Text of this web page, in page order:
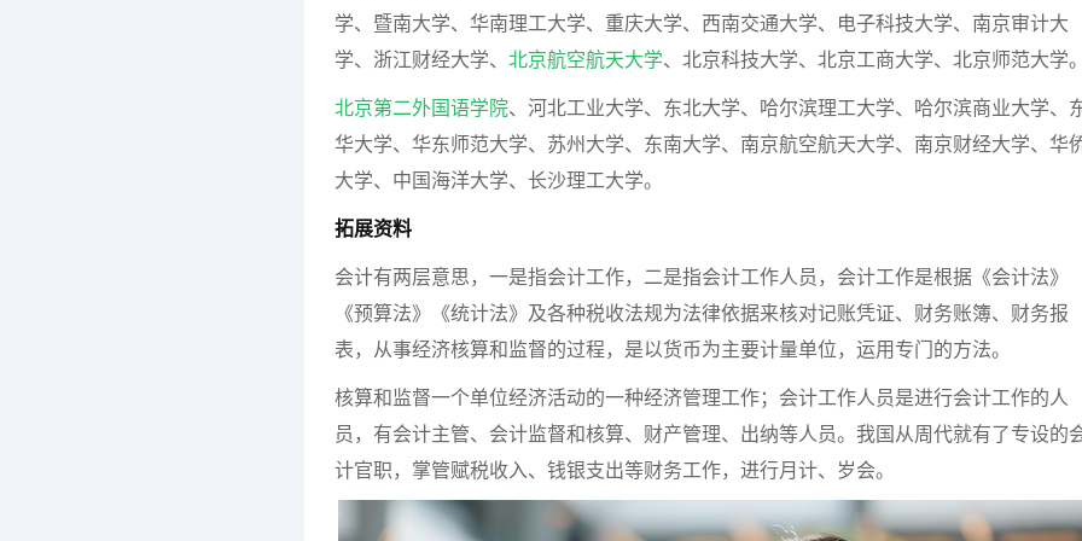
学、暨南大学、华南理工大学、重庆大学、西南交通大学、电子科技大学、南京审计大
学、浙江财经大学、 北京航空航天大学、北京科技大学、北京工商大学、北京师范大学。
北京第二外国语学院、河北工业大学、东北大学、哈尔滨理工大学、哈尔滨商业大学、
华大学、华东师范大学、苏州大学、东南大学、南京航空航天大学、南京财经大学、华
大学、中国海洋大学、长沙理工大学。
拓展资料
会计有两层意思，一是指会计工作，二是指会计工作人员，会计工作是根据《会计法》
《预算法》《统计法》及各种税收法规为法律依据来核对记账凭证、财务账簿、财务报
表，从事经济核算和监督的过程，是以货币为主要计量单位，运用专门的方法。
核算和监督一个单位经济活动的一种经济管理工作；会计工作人员是进行会计工作的人
员，有会计主管、会计监督和核算、财产管理、出纳等人员。我国从周代就有了专设的
计官职，掌管赋税收入、钱银支出等财务工作，进行月计、岁会。